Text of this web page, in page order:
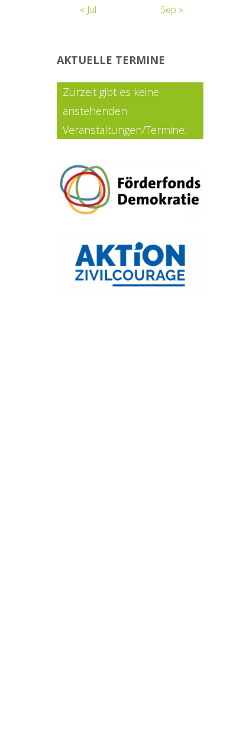
« Jul
Sep »
AKTUELLE TERMINE
Zurzeit gibt es keine
anstehenden
Veranstaltungen/Termine.